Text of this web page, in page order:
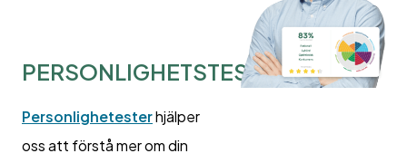
PERSONLIGHETSTESTER
Personlighetesterhjälper
oss att förstå mer om din